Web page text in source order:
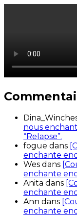
nous
“Relapse”.
fogue dans
enchante
Wes dans
enchante
Anita dans
enchante
Ann dans
enchante